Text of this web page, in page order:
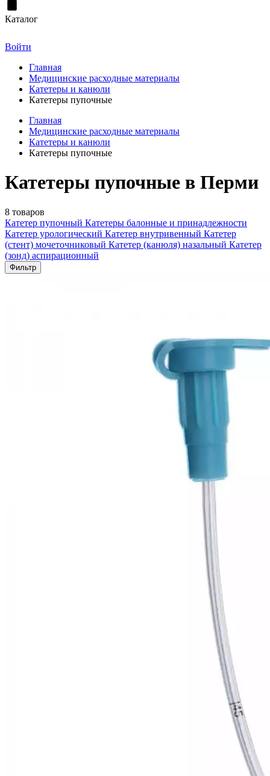
Каталог
Войти
Главная
Медицинские расходные материалы
Катетеры и канюли
Катетеры пупочные
Главная
Медицинские расходные материалы
Катетеры и канюли
Катетеры пупочные
Катетеры пупочные в Перми
8 товаров
Катетер пупочный Катетеры балонные и принадлежности
Катетер урологический Катетер внутривенный Катетер
(стент) мочеточниковый Катетер (канюля) назальный Катетер
(зонд) аспирационный
Фильтр